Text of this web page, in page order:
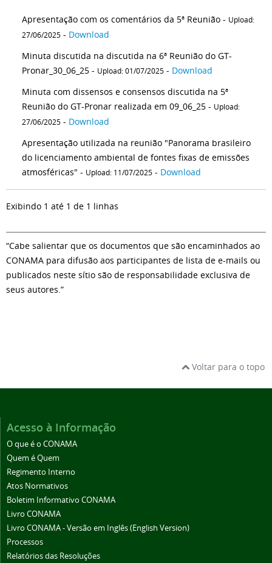
Apresentação com os comentários da 5ª Reunião - Upload:
27/06/2025 - Download
Minuta discutida na discutida na 6ª Reunião do GT-
Pronar_30_06_25 - Upload: 01/07/2025 - Download
Minuta com dissensos e consensos discutida na 5ª
Reunião do GT-Pronar realizada em 09_06_25 - Upload:
27/06/2025 - Download
Apresentação utilizada na reunião "Panorama brasileiro
do licenciamento ambiental de fontes fixas de emissões
atmosféricas" - Upload: 11/07/2025 - Download
Exibindo 1 até 1 de 1 linhas
“Cabe salientar que os documentos que são encaminhados ao
CONAMA para difusão aos participantes de lista de e-mails ou
publicados neste sítio são de responsabilidade exclusiva de
seus autores.”
Voltar para o topo
Acesso à Informação
O que é o CONAMA
Quem é Quem
Regimento Interno
Atos Normativos
Boletim Informativo CONAMA
Livro CONAMA
Livro CONAMA - Versão em Inglês (English Version)
Processos
Relatórios das Resoluções